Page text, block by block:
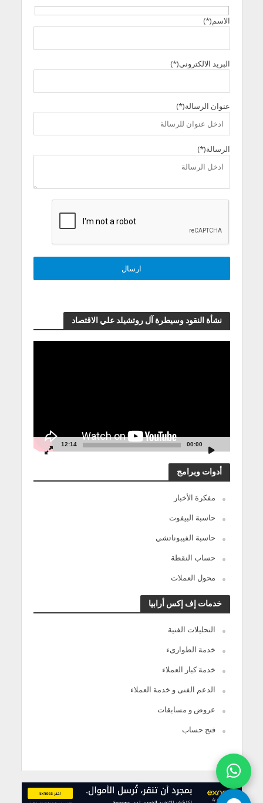
الاسم(*)
البريد الالكترونى(*)
عنوان الرسالة(*)
الرسالة(*)
نشأة النقود وسيطرة آل روتشيلد علي الاقتصاد
00:00
12:14
أدوات وبرامج
مفكرة الأخبار
حاسبة البيفوت
حاسبة الفيبوناتشي
حساب النقطة
محول العملات
خدمات إف إكس أرابيا
التحليلات الفنية
خدمة الطوارىء
خدمة كبار العملاء
الدعم الفنى و خدمة العملاء
عروض و مسابقات
فتح حساب